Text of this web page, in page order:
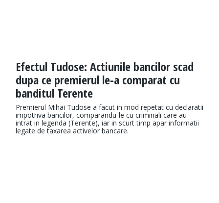
​Efectul Tudose: Actiunile bancilor scad
dupa ce premierul le-a comparat cu
banditul Terente
Premierul Mihai Tudose a facut in mod repetat cu declaratii
impotriva bancilor, comparandu-le cu criminali care au
intrat in legenda (Terente), iar in scurt timp apar informatii
legate de taxarea activelor bancare.